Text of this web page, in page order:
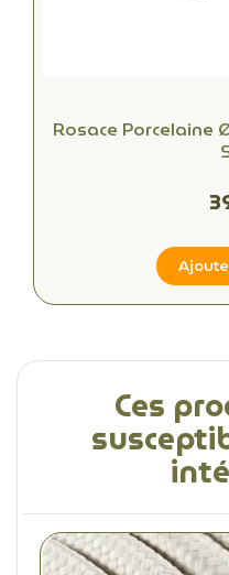
Rosace Porcelaine
Ces